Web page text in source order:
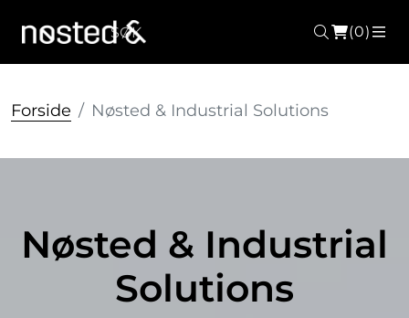
Søk
(0)
Forside Nøsted & Industrial Solutions
Nøsted & Industrial
Solutions